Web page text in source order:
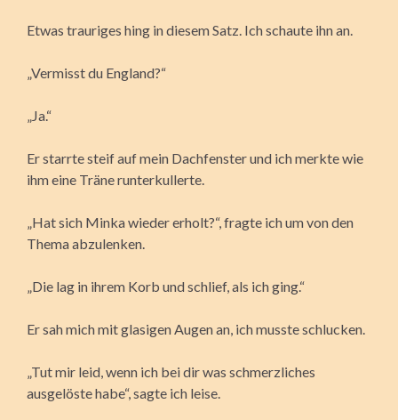
Etwas trauriges hing in diesem Satz. Ich schaute ihn an.
„Vermisst du England?“
„Ja.“
Er starrte steif auf mein Dachfenster und ich merkte wie
ihm eine Träne runterkullerte.
„Hat sich Minka wieder erholt?“, fragte ich um von den
Thema abzulenken.
„Die lag in ihrem Korb und schlief, als ich ging.“
Er sah mich mit glasigen Augen an, ich musste schlucken.
„Tut mir leid, wenn ich bei dir was schmerzliches
ausgelöste habe“, sagte ich leise.